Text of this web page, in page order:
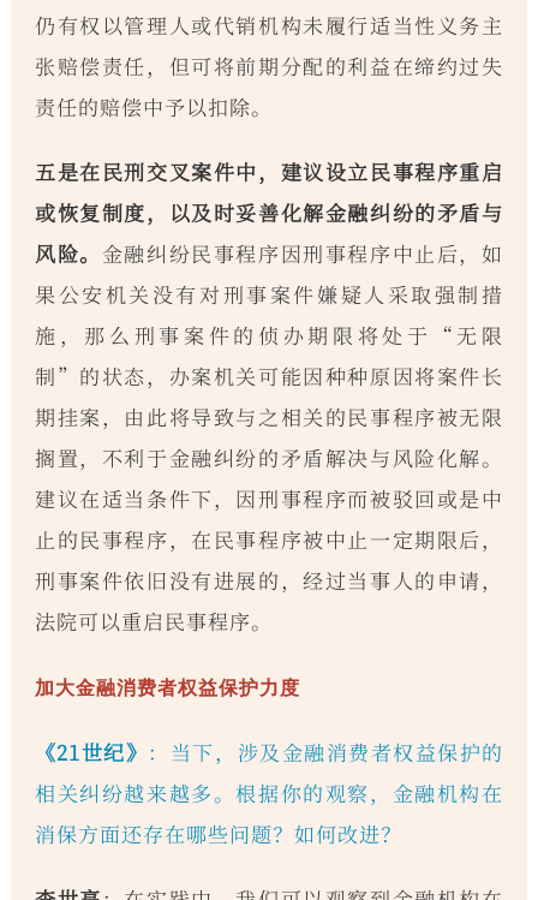
仍有权以管理人或代销机构未履行适当性义务主
张赔偿责任，但可将前期分配的利益在缔约过失
责任的赔偿中予以扣除。
五是在民刑交叉案件中，建议设立民事程序重启
或恢复制度，以及时妥善化解金融纠纷的矛盾与
风险。 金融纠纷民事程序因刑事程序中止后，如
果公安机关没有对刑事案件嫌疑人采取强制措
施，那么刑事案件的侦办期限将处于“无限
制”的状态，办案机关可能因种种原因将案件长
期挂案，由此将导致与之相关的民事程序被无限
搁置，不利于金融纠纷的矛盾解决与风险化解。
建议在适当条件下，因刑事程序而被驳回或是中
止的民事程序，在民事程序被中止一定期限后，
刑事案件依旧没有进展的，经过当事人的申请，
法院可以重启民事程序。
加大金融消费者权益保护力度
《21世纪》 ：当下，涉及金融消费者权益保护的
相关纠纷越来越多。根据你的观察，金融机构在
消保方面还存在哪些问题？如何改进？